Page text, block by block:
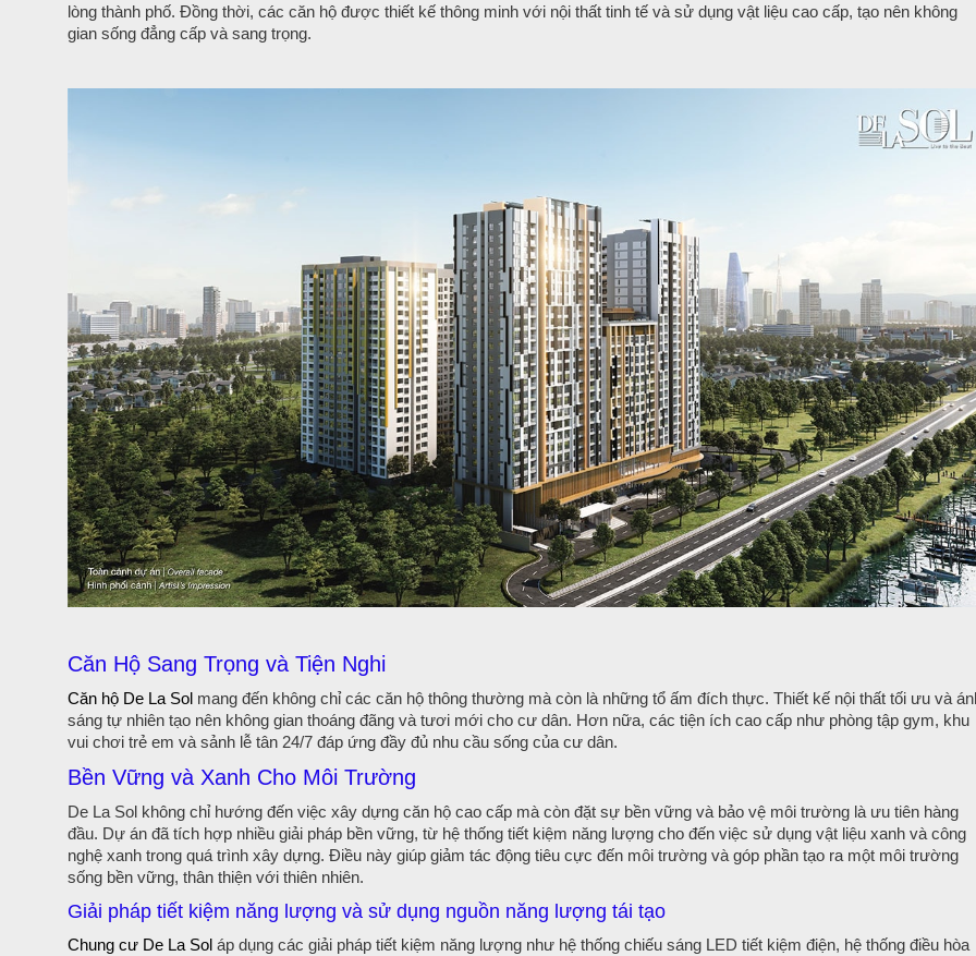
lòng thành phố. Đồng thời, các căn hộ được thiết kế thông minh với nội thất tinh tế và sử dụng vật liệu cao cấp, tạo nên không
gian sống đẳng cấp và sang trọng.
Căn Hộ Sang Trọng và Tiện Nghi
Căn hộ De La Sol mang đến không chỉ các căn hộ thông thường mà còn là những tổ ấm đích thực. Thiết kế nội thất tối ưu và
sáng tự nhiên tạo nên không gian thoáng đãng và tươi mới cho cư dân. Hơn nữa, các tiện ích cao cấp như phòng tập gym, khu
vui chơi trẻ em và sảnh lễ tân 24/7 đáp ứng đầy đủ nhu cầu sống của cư dân.
Bền Vững và Xanh Cho Môi Trường
De La Sol không chỉ hướng đến việc xây dựng căn hộ cao cấp mà còn đặt sự bền vững và bảo vệ môi trường là ưu tiên hàng
đầu. Dự án đã tích hợp nhiều giải pháp bền vững, từ hệ thống tiết kiệm năng lượng cho đến việc sử dụng vật liệu xanh và công
nghệ xanh trong quá trình xây dựng. Điều này giúp giảm tác động tiêu cực đến môi trường và góp phần tạo ra một môi trường
sống bền vững, thân thiện với thiên nhiên.
Giải pháp tiết kiệm năng lượng và sử dụng nguồn năng lượng tái tạo
Chung cư De La Sol áp dụng các giải pháp tiết kiệm năng lượng như hệ thống chiếu sáng LED tiết kiệm điện, hệ thống điều hòa